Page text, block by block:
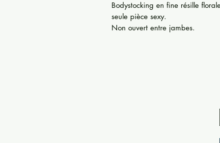
Bodystocking en fine résille
seule pièce sexy.
Non ouvert entre jambes.